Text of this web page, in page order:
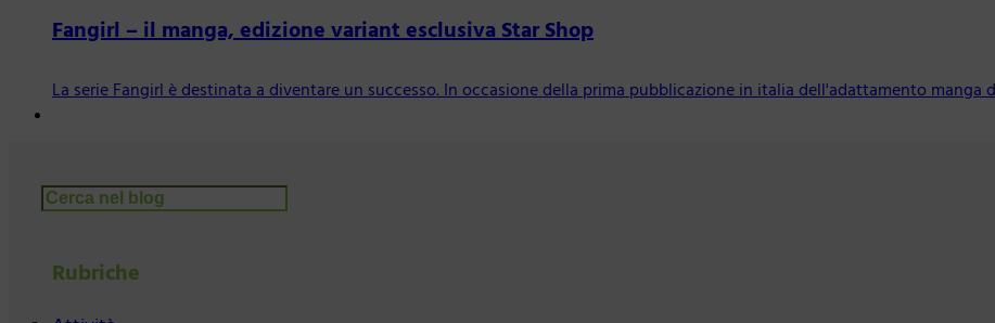
Fangirl – il manga, edizione variant esclusiva Star Shop
La serie Fangirl è destinata a diventare un successo. In occasione della prima pubblicazione in italia dell'adattamento manga
Cerca
Rubriche